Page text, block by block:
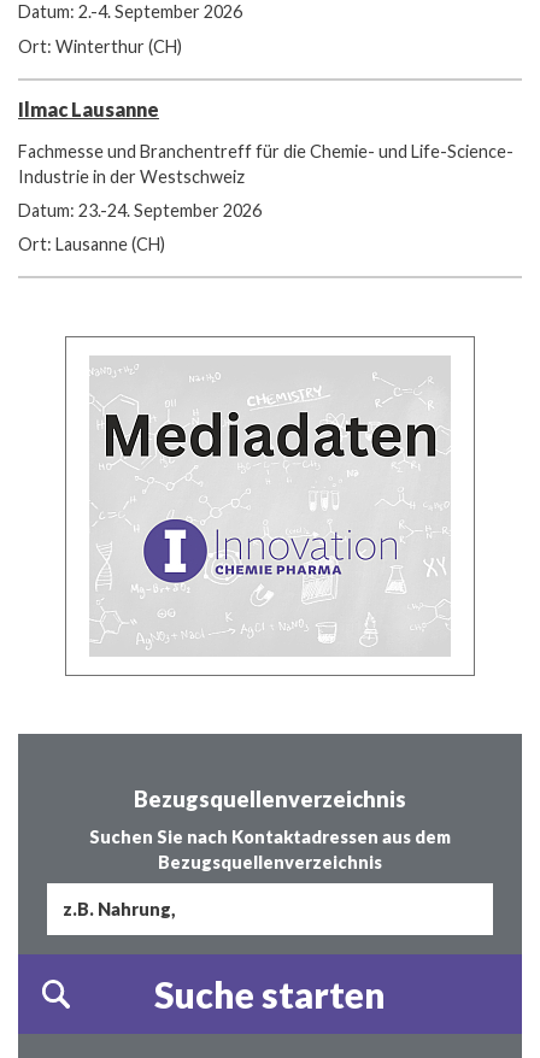
Datum: 2.-4. September 2026
Ort: Winterthur (CH)
Ilmac Lausanne
Fachmesse und Branchentreff für die Chemie- und Life-Science-
Industrie in der Westschweiz
Datum: 23.-24. September 2026
Ort: Lausanne (CH)
Bezugsquellenverzeichnis
Suchen Sie nach Kontaktadressen aus dem
Bezugsquellenverzeichnis